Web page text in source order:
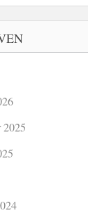
2025